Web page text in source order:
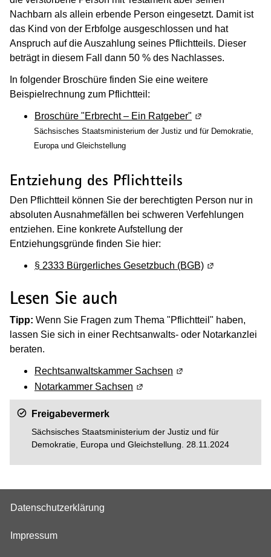
Nachbarn als allein erbende Person eingesetzt. Damit ist
das Kind von der Erbfolge ausgeschlossen und hat
Anspruch auf die Auszahlung seines Pflichtteils. Dieser
beträgt in diesem Fall dann 50 % des Nachlasses.
In folgender Broschüre finden Sie eine weitere
Beispielrechnung zum Pflichtteil:
Broschüre "Erbrecht – Ein Ratgeber" (Wird in einem
Sächsisches Staatsministerium der Justiz und für Demokratie,
Europa und Gleichstellung
Entziehung des Pflichtteils
Den Pflichtteil können Sie der berechtigten Person nur in
absoluten Ausnahmefällen bei schweren Verfehlungen
entziehen. Eine konkrete Aufstellung der
Entziehungsgründe finden Sie hier:
§ 2333 Bürgerliches Gesetzbuch (BGB) (Wird in
Lesen Sie auch
Tipp: Wenn Sie Fragen zum Thema "Pflichtteil" haben,
lassen Sie sich in einer Rechtsanwalts- oder Notarkanzlei
beraten.
Rechtsanwaltskammer Sachsen (Wird in einem neuen
Notarkammer Sachsen (Wird in einem neuen Fenster
Freigabevermerk
Sächsisches Staatsministerium der Justiz und für
Demokratie, Europa und Gleichstellung. 28.11.2024
Datenschutzerklärung
Impressum